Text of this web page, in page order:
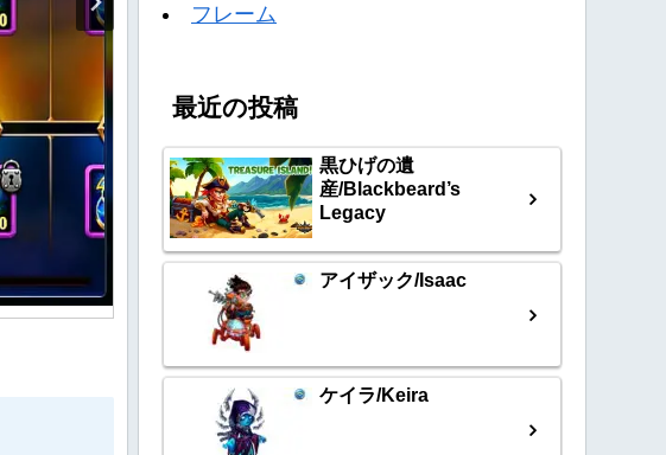
フレーム
最近の投稿
黒ひげの遺
産/Blackbeard’s
Legacy
アイザック/Isaac
ケイラ/Keira